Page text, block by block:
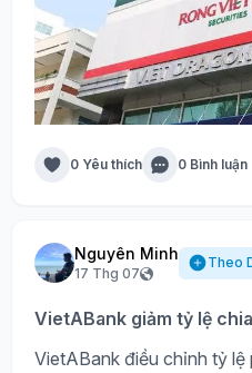
0 Yêu thích 0 Bình luận
Nguyên Minh
17 Thg 07
Theo
VietABank giảm tỷ lệ
VietABank điều chỉnh tỷ lệ